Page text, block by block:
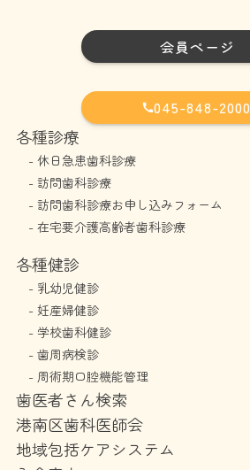
会員ページ
045-848-2000
各種診療
- 休日急患歯科診療
- 訪問歯科診療
- 訪問歯科診療お申し込みフォーム
- 在宅要介護高齢者歯科診療
各種健診
- 乳幼児健診
- 妊産婦健診
- 学校歯科健診
- 歯周病検診
- 周術期口腔機能管理
歯医者さん検索
港南区歯科医師会
地域包括ケアシステム